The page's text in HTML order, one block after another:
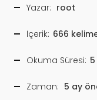
Yazar: root
İçerik: 666
Okuma Süresi:
Zaman: 5 ay